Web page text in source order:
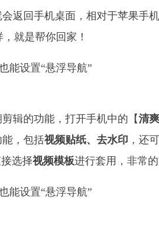
返回手机桌面，相对于苹果手
就是帮你回家！
辑的功能，打开手机中的【清
，包括视频贴纸、去水印 ，还
选择视频模板进行套用，非常的